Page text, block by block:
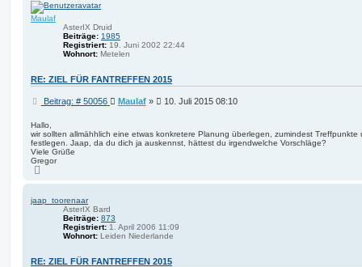
t
i
r
i
x
o
b
Maulaf
AsterIX Druid
Beiträge: 1985
Registriert: 19. Juni 2002 22:44
Wohnort: Metelen
RE: ZIEL FÜR FANTREFFEN 2015
Beitrag: # 50056B
t
r
Maulaf» 10. Juli 2015 08:10
Hallo,
wir sollten allmähhlich eine etwas konkretere Planung überlegen, zumindest
festlegen. Jaap, da du dich ja auskennst, hättest du irgendwelche Vorschläge?
Viele Grüße
Gregor
c
o
jaap_toorenaar
AsterIX Bard
Beiträge: 873
Registriert: 1. April 2006 11:09
Wohnort: Leiden Niederlande
RE: ZIEL FÜR FANTREFFEN 2015